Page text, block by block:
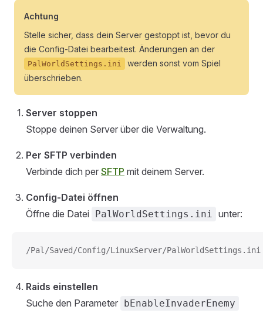
Achtung
Stelle sicher, dass dein Server gestoppt ist, bevor du
die Config-Datei bearbeitest. Änderungen an der
PalWorldSettings.ini
werden sonst vom Spiel
überschrieben.
Server stoppen
Stoppe deinen Server über die Verwaltung.
Per SFTP verbinden
Verbinde dich per SFTP mit deinem Server.
Config-Datei öffnen
Öffne die Datei
PalWorldSettings.ini unter:
/Pal/Saved/Config/LinuxServer/PalWorldSettings.ini
Raids einstellen
Suche den Parameter bEnableInvaderEnemy